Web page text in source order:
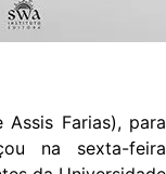
Farias), para
na sexta-feira